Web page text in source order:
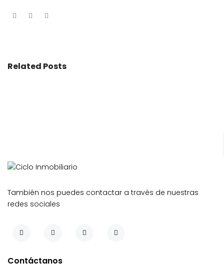
Related Posts
También nos puedes contactar a través de nuestras
redes sociales
Contáctanos